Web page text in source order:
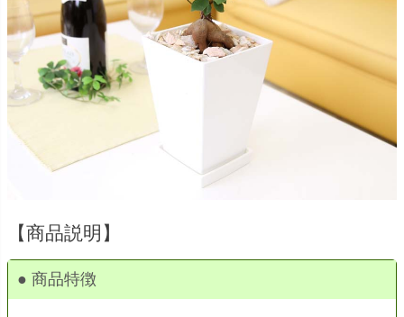
【商品説明】
● 商品特徴